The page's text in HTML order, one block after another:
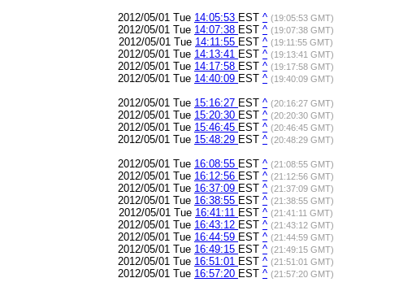
2012/05/01 Tue 14:05:53 EST ^ (19:05:53 GMT)
2012/05/01 Tue 14:07:38 EST ^ (19:07:38 GMT)
2012/05/01 Tue 14:11:55 EST ^ (19:11:55 GMT)
2012/05/01 Tue 14:13:41 EST ^ (19:13:41 GMT)
2012/05/01 Tue 14:17:58 EST ^ (19:17:58 GMT)
2012/05/01 Tue 14:40:09 EST ^ (19:40:09 GMT)
2012/05/01 Tue 15:16:27 EST ^ (20:16:27 GMT)
2012/05/01 Tue 15:20:30 EST ^ (20:20:30 GMT)
2012/05/01 Tue 15:46:45 EST ^ (20:46:45 GMT)
2012/05/01 Tue 15:48:29 EST ^ (20:48:29 GMT)
2012/05/01 Tue 16:08:55 EST ^ (21:08:55 GMT)
2012/05/01 Tue 16:12:56 EST ^ (21:12:56 GMT)
2012/05/01 Tue 16:37:09 EST ^ (21:37:09 GMT)
2012/05/01 Tue 16:38:55 EST ^ (21:38:55 GMT)
2012/05/01 Tue 16:41:11 EST ^ (21:41:11 GMT)
2012/05/01 Tue 16:43:12 EST ^ (21:43:12 GMT)
2012/05/01 Tue 16:44:59 EST ^ (21:44:59 GMT)
2012/05/01 Tue 16:49:15 EST ^ (21:49:15 GMT)
2012/05/01 Tue 16:51:01 EST ^ (21:51:01 GMT)
2012/05/01 Tue 16:57:20 EST ^ (21:57:20 GMT)